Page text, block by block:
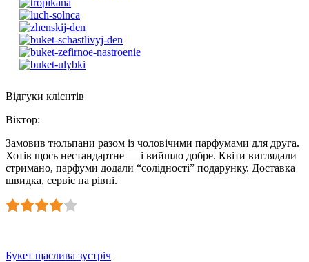
Відгуки клієнтів
Віктор:
Замовив тюльпани разом із чоловічими парфумами для друга.
Хотів щось нестандартне — і вийшло добре. Квіти виглядали
стримано, парфуми додали “солідності” подарунку. Доставка
швидка, сервіс на рівні.
Букет щаслива зустріч